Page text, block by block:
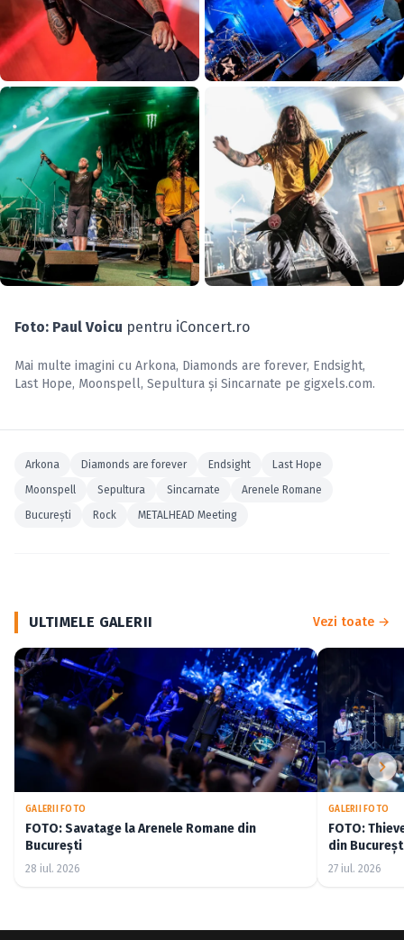
Foto: Paul Voicu pentru iConcert.ro
Mai multe imagini cu Arkona, Diamonds are forever, Endsight,
Last Hope, Moonspell, Sepultura și Sincarnate pe gigxels.com.
Arkona Diamonds are forever Endsight
Last Hope
Moonspell
Sepultura Sincarnate
Arenele Romane
Bucureşti
Rock METALHEAD Meeting
ULTIMELE GALERII Vezi toate →
GALERII FOTO
FOTO: Savatage la Arenele Romane din
București
28 iul. 2026
GALERII FOTO
FOTO:
din
27 iul. 2026